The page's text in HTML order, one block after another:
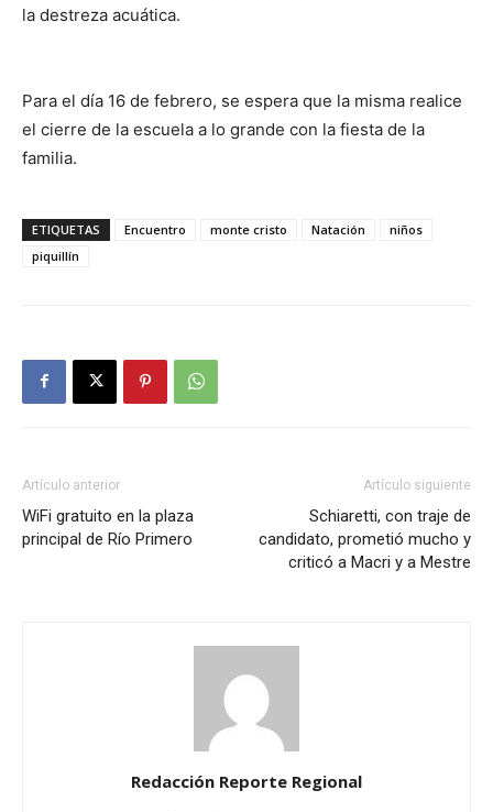
la destreza acuática.
Para el día 16 de febrero, se espera que la misma realice
el cierre de la escuela a lo grande con la fiesta de la
familia.
ETIQUETAS Encuentro monte cristo Natación
niños
piquillín
Artículo anterior
WiFi gratuito en la plaza
principal de Río Primero
Artículo siguiente
Schiaretti, con traje de
candidato, prometió mucho y
criticó a Macri y a Mestre
Redacción Reporte Regional